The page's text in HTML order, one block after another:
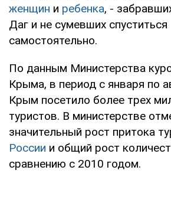
женщин и ребенка, -
Даг и не сумевших спуститься
самостоятельно.
По данным Министерства
Крыма, в период с января по
Крым посетило более трех
туристов. В министерстве
значительный рост притока
России и общий рост
сравнению с 2010 годом.